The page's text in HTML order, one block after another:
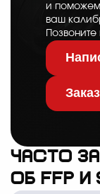
и поможем
ваш
Часто
об FFP и